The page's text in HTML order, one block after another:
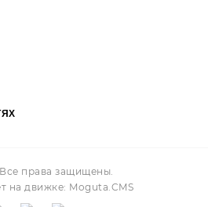
права защищены.
на движке: Moguta.CMS